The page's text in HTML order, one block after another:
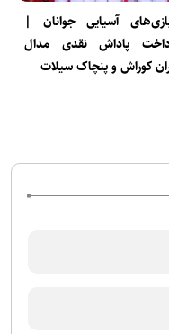
آسیایی جوانان |
پاداش نقدی مدال
کوراش و پنچاک سیلات